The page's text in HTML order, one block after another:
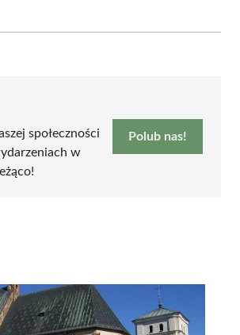
społeczności
w
Polub nas!